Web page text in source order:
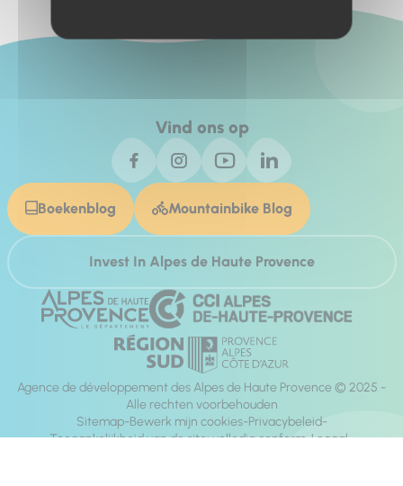
Vind ons op
Boekenblog Mountainbike Blog
Invest In Alpes de Haute Provence
Agence de développement des Alpes de Haute Provence © 2025 -
Alle rechten voorbehouden
Sitemap Bewerk mijn cookies Privacybeleid
Toegankelijkheid van de site: volledig conform Legaal